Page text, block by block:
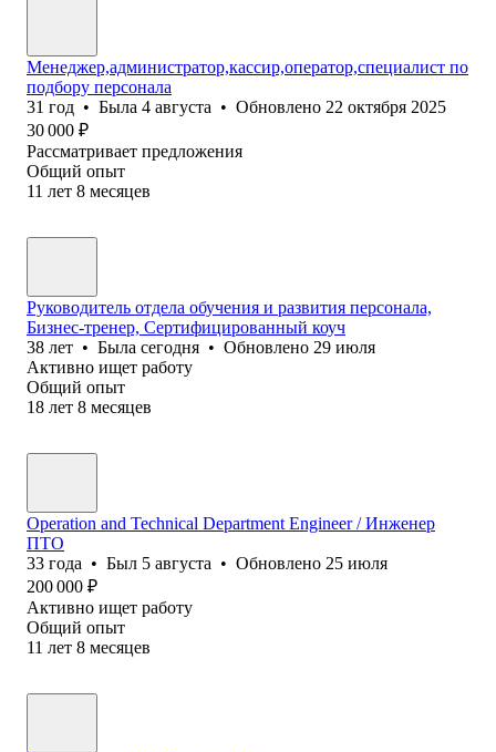
Менеджер,администратор,кассир,оператор,специалист по
подбору персонала
31 год • Была 4 августа • Обновлено 22 октября 2025
30 000 ₽
Рассматривает предложения
Общий опыт
11 лет 8 месяцев
Руководитель отдела обучения и развития персонала,
Бизнес-тренер, Сертифицированный коуч
38 лет • Была сегодня • Обновлено 29 июля
Активно ищет работу
Общий опыт
18 лет 8 месяцев
Operation and Technical Department Engineer / Инженер
ПТО
33 года • Был 5 августа • Обновлено 25 июля
200 000 ₽
Активно ищет работу
Общий опыт
11 лет 8 месяцев